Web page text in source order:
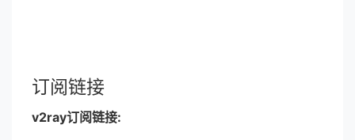
订阅链接
v2ray订阅链接: